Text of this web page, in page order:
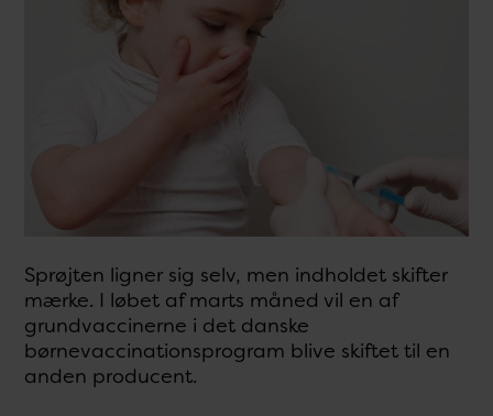
Sprøjten ligner sig selv, men indholdet skifter
mærke. I løbet af marts måned vil en af
grundvaccinerne i det danske
børnevaccinationsprogram blive skiftet til en
anden producent.